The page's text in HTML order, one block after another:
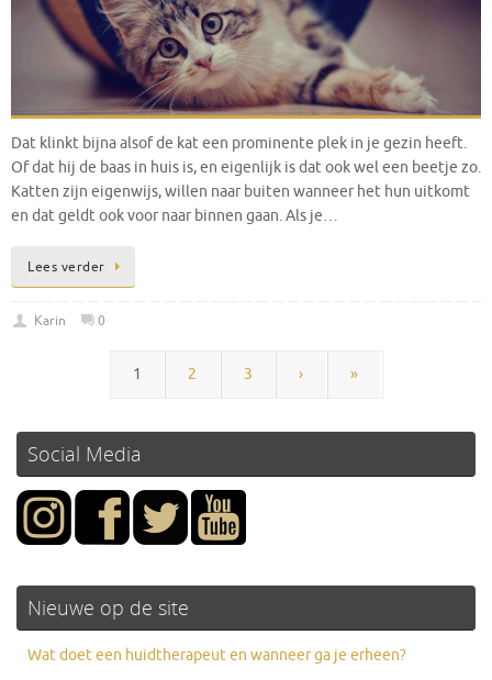
Dat klinkt bijna alsof de kat een prominente plek in je gezin heeft.
Of dat hij de baas in huis is, en eigenlijk is dat ook wel een beetje zo.
Katten zijn eigenwijs, willen naar buiten wanneer het hun uitkomt
en dat geldt ook voor naar binnen gaan. Als je…
Lees verder
Karin 0
1 2 3 › »
Social Media
Nieuwe op de site
Wat doet een huidtherapeut en wanneer ga je erheen?